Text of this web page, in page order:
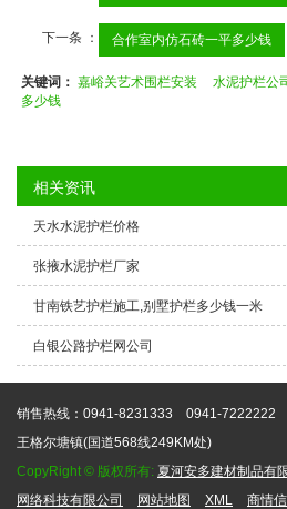
下一条 ： 合作室内仿石砖一平多少钱
关键词：嘉峪关艺术围栏安装 水泥护栏公
多少钱
相关资讯
天水水泥护栏价格
张掖水泥护栏厂家
甘南铁艺护栏施工,别墅护栏多少钱一米
白银公路护栏网公司
销售热线：0941-8231333 0941-
王格尔塘镇(国道568线249KM处)
CopyRight © 版权所有: 夏河安多建材制品有
网络科技有限公司
网站地图 XML 商情